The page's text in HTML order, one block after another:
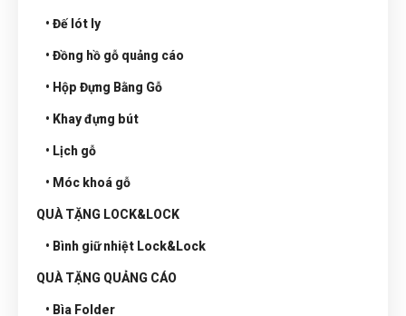
• Đế lót ly
• Đồng hồ gỗ quảng cáo
• Hộp Đựng Bằng Gỗ
• Khay đựng bút
• Lịch gỗ
• Móc khoá gỗ
QUÀ TẶNG LOCK&LOCK
• Bình giữ nhiệt Lock&Lock
QUÀ TẶNG QUẢNG CÁO
• Bìa Folder